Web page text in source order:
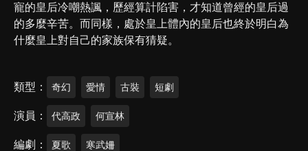
寵的皇后冷嘲熱諷，歷經算計陷害，才知道曾經的皇后過
的多麼辛苦。而同樣，處於皇上體內的皇后也終於明白為
什麼皇上對自己的家族保有猜疑。
類型 奇幻 愛情 古裝 短劇
演員 代高政 何宣林
編劇 夏歌 寒武姍